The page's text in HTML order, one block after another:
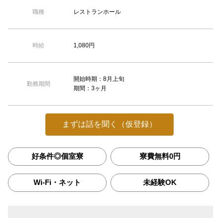
職種 レストランホール
時給 1,080円
勤務期間
開始時期：8月上旬
期間：3ヶ月
まずは話を聞く（仮登録）
好条件◎個室寮 寮費無料0円
Wi-Fi・ネット 未経験OK